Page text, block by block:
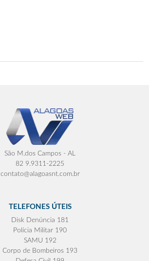
São M.dos Campos - AL
82 9.9311-2225
contato@alagoasnt.com.br
TELEFONES ÚTEIS
Disk Denúncia 181
Polícia Militar 190
SAMU 192
Corpo de Bombeiros 193